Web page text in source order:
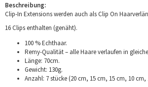
Beschreibung:
Clip-In Extensions werden auch als Clip On
16 Clips enthalten (genäht).
100 % Echthaar.
Remy-Qualität – alle Haare verlaufen in
Länge: 70cm.
Gewicht: 130g.
Anzahl: 7 stücke (20 cm, 15 cm, 15 cm, 10